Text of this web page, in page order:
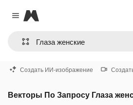
Close menu
Magnific
Создать ИИ-изображение
Векторы По Запросу Глаза